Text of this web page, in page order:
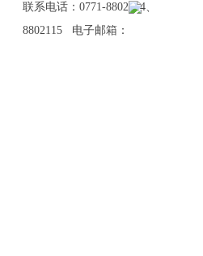
联系电话：0771-8802114、
8802115 电子邮箱：